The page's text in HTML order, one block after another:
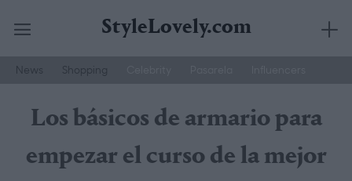
contenido
StyleLovely.com
News Shopping
Los básicos de armario para
empezar el curso de la mejor